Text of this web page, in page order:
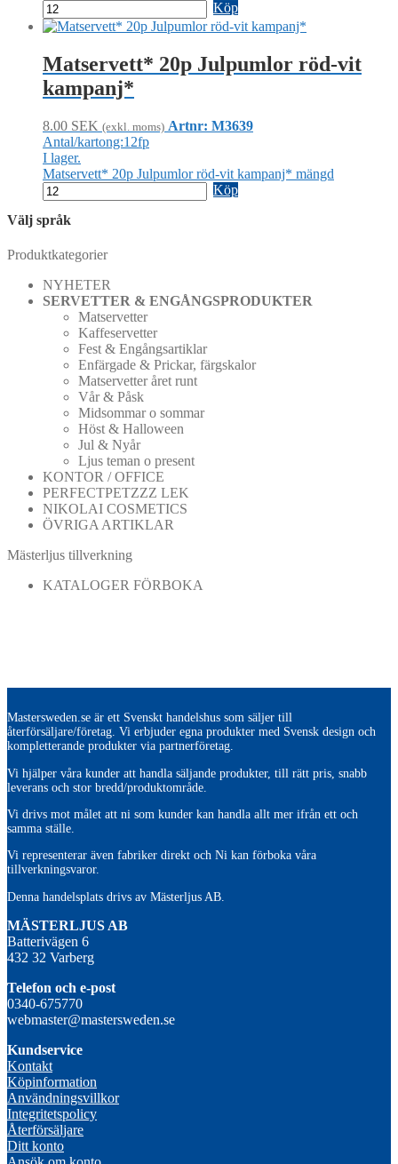
Köp
Matservett* 20p Julpumlor röd-vit
kampanj*
8.00 SEK (exkl. moms) Artnr: M3639
Antal/kartong:12fp
I lager.
Matservett* 20p Julpumlor röd-vit kampanj* mängd
Köp
Välj språk
Produktkategorier
NYHETER
SERVETTER & ENGÅNGSPRODUKTER
Matservetter
Kaffeservetter
Fest & Engångsartiklar
Enfärgade & Prickar, färgskalor
Matservetter året runt
Vår & Påsk
Midsommar o sommar
Höst & Halloween
Jul & Nyår
Ljus teman o present
KONTOR / OFFICE
PERFECTPETZZZ LEK
NIKOLAI COSMETICS
ÖVRIGA ARTIKLAR
Mästerljus tillverkning
KATALOGER FÖRBOKA
Mastersweden.se är ett Svenskt handelshus som säljer till
återförsäljare/företag. Vi erbjuder egna produkter med Svensk design och
kompletterande produkter via partnerföretag.
Vi hjälper våra kunder att handla säljande produkter, till rätt pris, snabb
leverans och stor bredd/produktområde.
Vi drivs mot målet att ni som kunder kan handla allt mer ifrån ett och
samma ställe.
Vi representerar även fabriker direkt och Ni kan förboka våra
tillverkningsvaror.
Denna handelsplats drivs av Mästerljus AB.
MÄSTERLJUS AB
Batterivägen 6
432 32 Varberg
Telefon och e-post
0340-675770
webmaster@mastersweden.se
Kundservice
Kontakt
Köpinformation
Användningsvillkor
Integritetspolicy
Återförsäljare
Ditt konto